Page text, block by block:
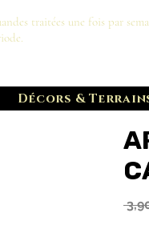
traitées une fois par
Décors &